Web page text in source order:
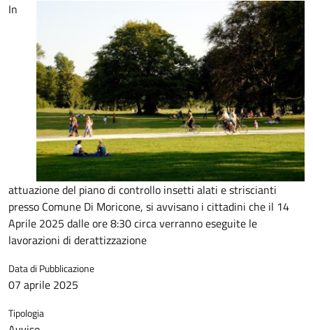
In
attuazione del piano di controllo insetti alati e striscianti
presso Comune Di Moricone, si avvisano i cittadini che il 14
Aprile 2025 dalle ore 8:30 circa verranno eseguite le
lavorazioni di derattizzazione
Data di Pubblicazione
07 aprile 2025
Tipologia